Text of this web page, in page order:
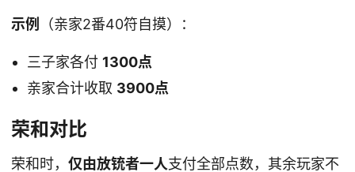
示例 （亲家2番40符自摸）：
三子家各付 1300点
亲家合计收取 3900点
荣和对比
荣和时， 仅由放铳者一人支付全部点数，其余玩家不